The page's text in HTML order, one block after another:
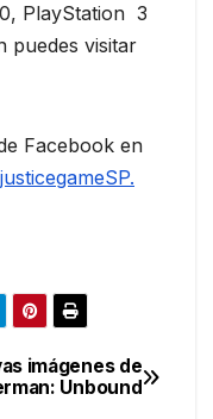
PlayStation 3
puedes visitar
Facebook en
imágenes de
Unbound